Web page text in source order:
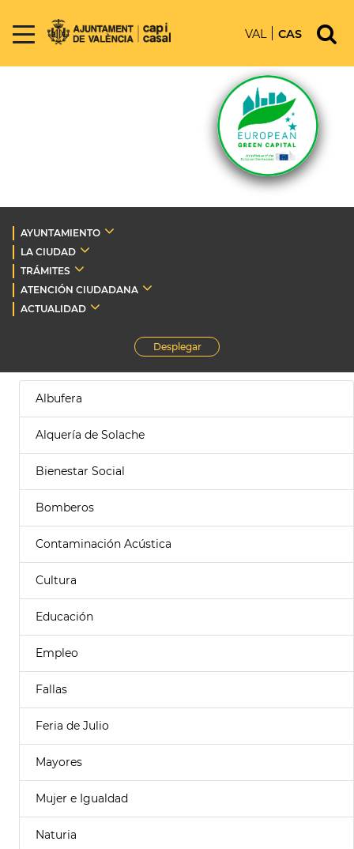
VAL CAS
AYUNTAMIENTO
LA CIUDAD
TRÁMITES
ATENCIÓN CIUDADANA
ACTUALIDAD
Desplegar
Albufera
Alquería de Solache
Bienestar Social
Bomberos
Contaminación Acústica
Cultura
Educación
Empleo
Fallas
Feria de Julio
Mayores
Mujer e Igualdad
Naturia